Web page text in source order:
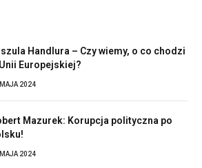
Handlura – Czy wiemy, o co chodzi
Europejskiej?
2024
Mazurek: Korupcja polityczna po
2024